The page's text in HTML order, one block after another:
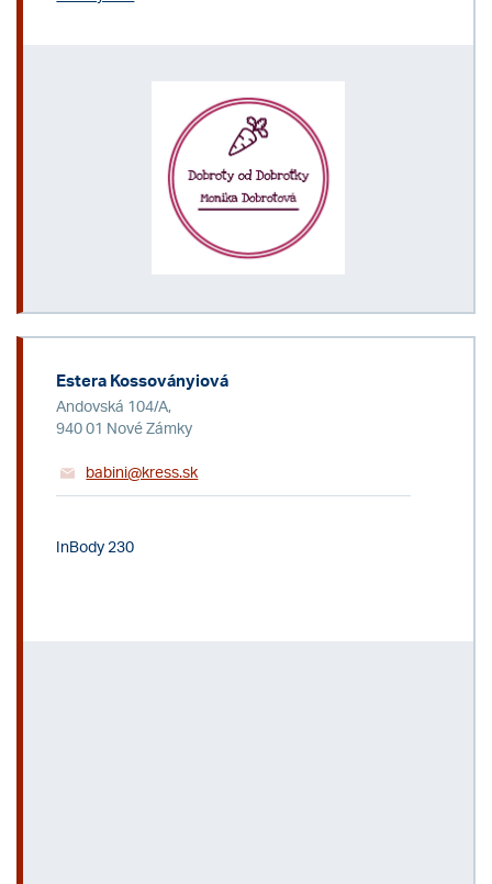
Estera Kossoványiová
Andovská 104/A,
940 01 Nové Zámky
babini@kress.sk
InBody 230